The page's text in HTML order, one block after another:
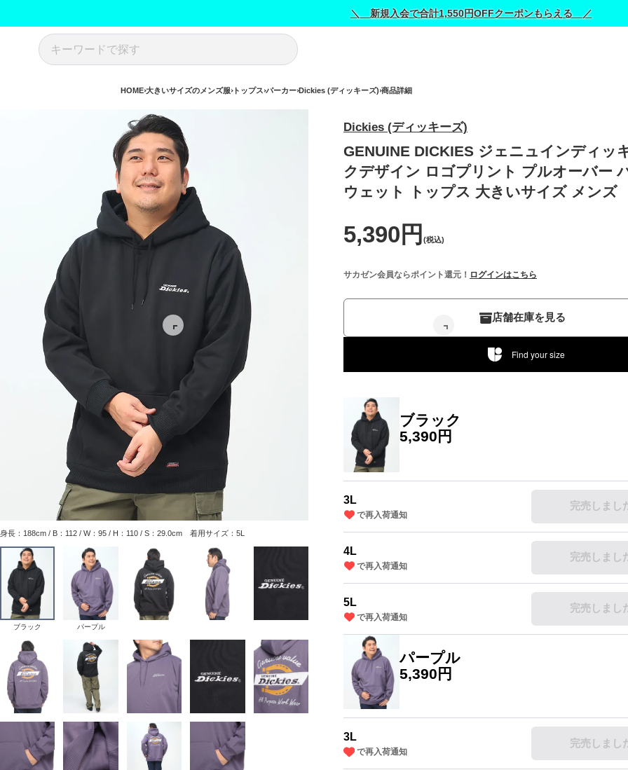
＼ 新規入会で合計1,550円OFFクーポンもらえる ／
HOME 大きいサイズのメンズ服 トップス パーカー Dickies (ディッキーズ) 商品詳細
Dickies (ディッキーズ)
GENUINE DICKIES ジェニュインディッ
クデザイン ロゴプリント プルオーバー
ウェット トップス 大きいサイズ メンズ
5,390円 (税込)
サカゼン会員ならポイント還元！ ログインはこちら
店舗在庫を見る
Find your size
ブラック
5,390円
3L
で再入荷通知
完売しまし
4L
で再入荷通知
完売しまし
5L
で再入荷通知
完売しまし
パープル
5,390円
3L
で再入荷通知
完売しまし
身長：188cm / B：112 / W：95 / H：110 / S：29.0cm 着用サイズ：5L
ブラック パープル